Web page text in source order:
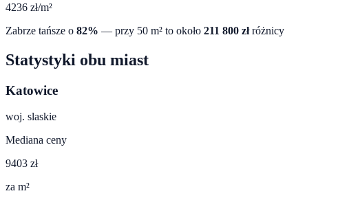
4236 zł/m²
Zabrze tańsze o 82% — przy 50 m² to około 211 800 złróżnicy
Statystyki obu miast
Katowice
woj. slaskie
Mediana ceny
9403 zł
za m²